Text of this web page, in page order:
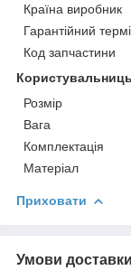
Країна виробник
Гарантійний
Код запчастини
Розмір
Вага
Комплектація
Матеріал
Приховати
Умови доставки